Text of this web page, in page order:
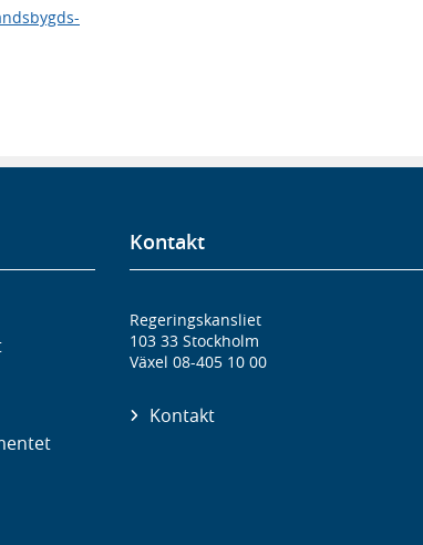
Kontakt
Regeringskansliet
103 33 Stockholm
Växel 08-405 10 00
Kontakt